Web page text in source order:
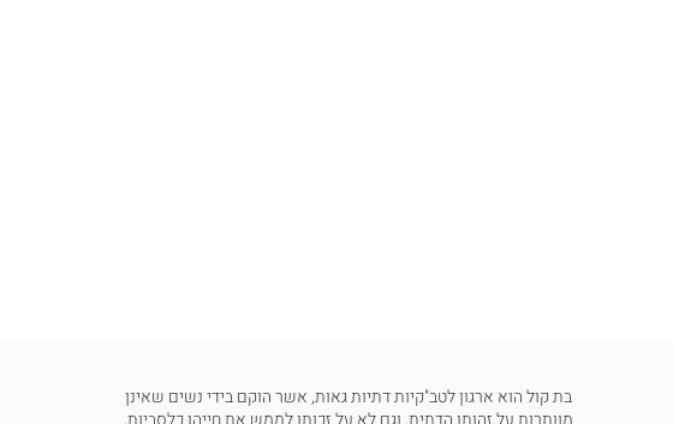
בת קול הוא ארגון לטב"קיות דתיות גאות, אשר הוקם בידי נשים שאינן